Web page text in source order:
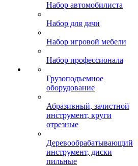
Набор автомобилиста
Набор для дачи
Набор игровой мебели
Набор профессионала
Грузоподъемное
оборудование
Абразивный, зачистной
инструмент, круги
отрезные
Деревообрабатывающий
инструмент, диски
пильные